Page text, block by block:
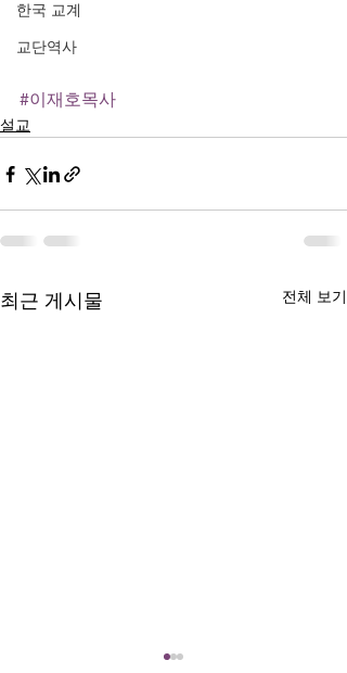
한국 교계
교단역사
#이재호목사
설교
최근 게시물 전체 보기